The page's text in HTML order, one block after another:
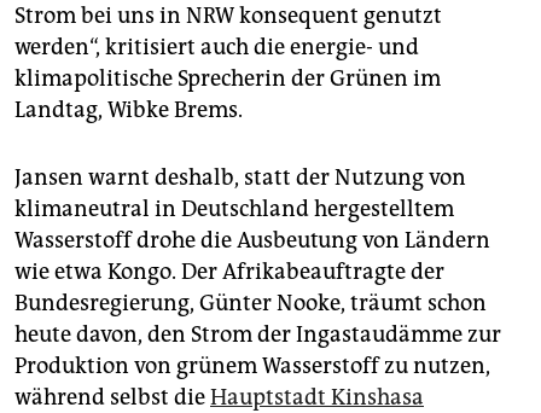
Strom bei uns in NRW konsequent genutzt
werden“, kritisiert auch die energie- und
klimapolitische Sprecherin der Grünen im
Landtag, Wibke Brems.
Jansen warnt deshalb, statt der Nutzung von
klimaneutral in Deutschland hergestelltem
Wasserstoff drohe die Ausbeutung von Ländern
wie etwa Kongo. Der Afrikabeauftragte der
Bundesregierung, Günter Nooke, träumt schon
heute davon, den Strom der Ingastaudämme zur
Produktion von grünem Wasserstoff zu nutzen,
während selbst dieHauptstadt Kinshasa